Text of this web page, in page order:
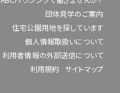
団体見学のご案内
住宅公園用地を探しています
個人情報取扱いについて
利用者情報の外部送信について
利用規約
サイトマップ